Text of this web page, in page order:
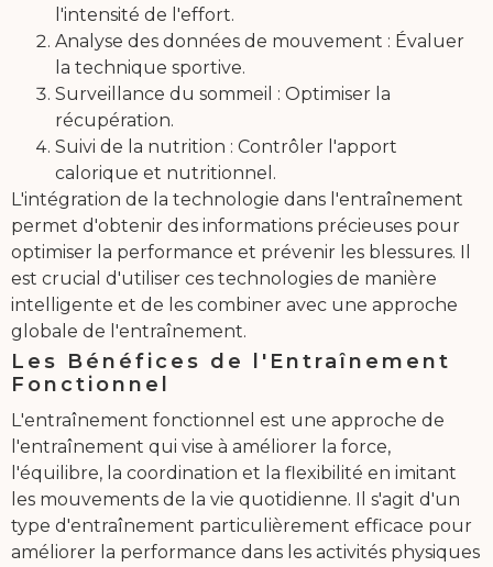
l'intensité de l'effort.
Analyse des données de mouvement : Évaluer
la technique sportive.
Surveillance du sommeil : Optimiser la
récupération.
Suivi de la nutrition : Contrôler l'apport
calorique et nutritionnel.
L'intégration de la technologie dans l'entraînement
permet d'obtenir des informations précieuses pour
optimiser la performance et prévenir les blessures. Il
est crucial d'utiliser ces technologies de manière
intelligente et de les combiner avec une approche
globale de l'entraînement.
Les Bénéfices de l'Entraînement
Fonctionnel
L'entraînement fonctionnel est une approche de
l'entraînement qui vise à améliorer la force,
l'équilibre, la coordination et la flexibilité en imitant
les mouvements de la vie quotidienne. Il s'agit d'un
type d'entraînement particulièrement efficace pour
améliorer la performance dans les activités physiques